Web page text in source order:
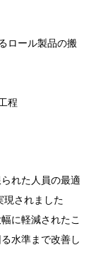
ロール製品の搬
程
れた人員の最適
現されました
に軽減されたこ
水準まで改善し